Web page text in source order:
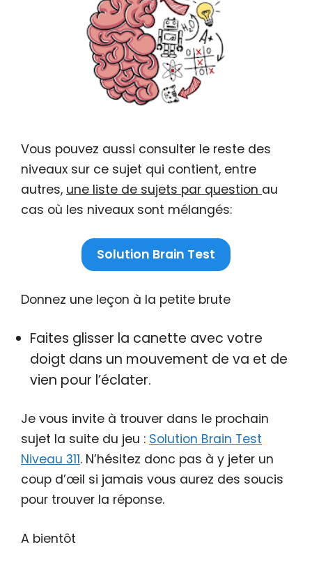
Vous pouvez aussi consulter le reste des
niveaux sur ce sujet qui contient, entre
autres, une liste de sujets par question au
cas où les niveaux sont mélangés:
Solution Brain Test
Donnez une leçon à la petite brute
Faites glisser la canette avec votre
doigt dans un mouvement de va et de
vien pour l’éclater.
Je vous invite à trouver dans le prochain
sujet la suite du jeu : Solution Brain Test
Niveau 311. N’hésitez donc pas à y jeter un
coup d’œil si jamais vous aurez des soucis
pour trouver la réponse.
A bientôt